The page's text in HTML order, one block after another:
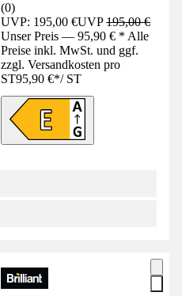
(0)
UVP: 195,00 €UVP195,00 €
Unser Preis — 95,90 € * Alle
Preise inkl. MwSt. und ggf.
zzgl. Versandkosten pro
ST95,90 €*/ ST